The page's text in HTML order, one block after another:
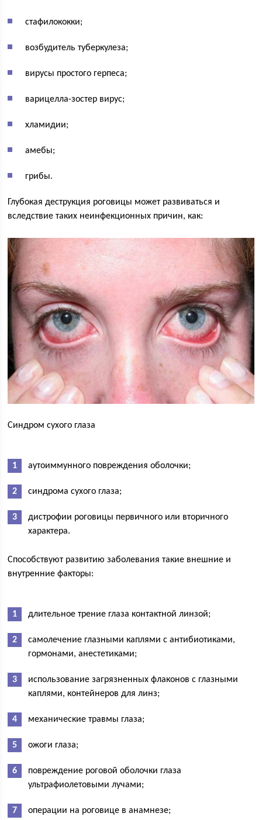
стафилококки;
возбудитель туберкулеза;
вирусы простого герпеса;
варицелла-зостер вирус;
хламидии;
амебы;
грибы.
Глубокая деструкция роговицы может развиваться и
вследствие таких неинфекционных причин, как:
Синдром сухого глаза
аутоиммунного повреждения оболочки;
синдрома сухого глаза;
дистрофии роговицы первичного или вторичного
характера.
Способствуют развитию заболевания такие внешние и
внутренние факторы:
длительное трение глаза контактной линзой;
самолечение глазными каплями с антибиотиками,
гормонами, анестетиками;
использование загрязненных флаконов с глазными
каплями, контейнеров для линз;
механические травмы глаза;
ожоги глаза;
повреждение роговой оболочки глаза
ультрафиолетовыми лучами;
операции на роговице в анамнезе;